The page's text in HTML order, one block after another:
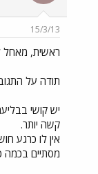
15/3/13
ראשית, מאחל
תודה על
יש קושי
קשה יותר.
אין לו כרגע
מסתיים בכמה